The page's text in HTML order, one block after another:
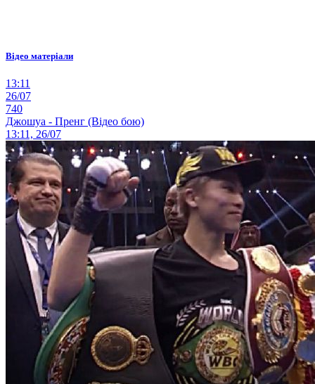
Відео матеріали
13:11
26/07
740
Джошуа - Пренг (Відео бою)
13:11, 26/07